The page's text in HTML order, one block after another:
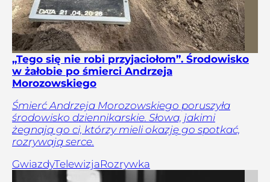
„Tego się nie robi przyjaciołom”. Środowisko
w żałobie po śmierci Andrzeja
Morozowskiego
Śmierć Andrzeja Morozowskiego poruszyła
środowisko dziennikarskie. Słowa, jakimi
żegnają go ci, którzy mieli okazję go spotkać,
rozrywają serce.
GwiazdyTelewizjaRozrywka